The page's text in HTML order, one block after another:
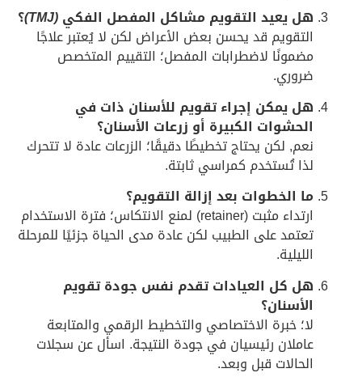
يعيد التقويم مشاكل المفصل الفكي(TMJ) ؟
قد يحسن بعض الأعراض لكن لا يُعتبر علاجًا
لاضطرابات المفصل؛ التقييم المتخصص
يمكن إجراء تقويم للأسنان ذات في
الكبيرة أو زرعات الأسنان؟
لكن يحتاج تخطيطًا دقيقًا؛ الزرعات عادة لا تتحرك
تُستخدم كمراسي ثابتة.
الخطوات بعد إزالة التقويم؟
ارتداء مثبت (retainer) لمنع الانتكاس؛ فترة الاستخدام
على الطبيب لكن عادة مدى الحياة جزئيًا للمرحلة
كل العيادات تقدم نفس جودة تقويم
خبرة الاختصاصي والتخطيط الرقمي والمتابعة
رئيسيان في جودة النتيجة. اسأل عن سجلات
قبل وبعد.